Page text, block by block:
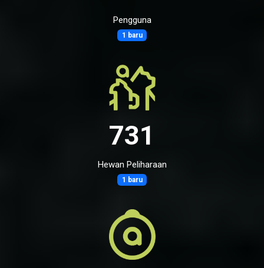
Pengguna
1 baru
731
Hewan Peliharaan
1 baru